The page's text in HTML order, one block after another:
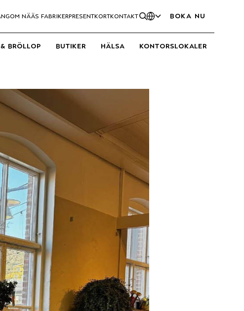
om nääs fabrikerpresentkortkontakt boka nu
bröllop butiker hälsa kontorslokaler